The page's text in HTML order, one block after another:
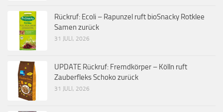
Rückruf: Ecoli – Rapunzel ruft bioSnacky Rotklee
Samen zurück
31 JULI, 2026
UPDATE Rückruf: Fremdkörper – Kölln ruft
Zauberfleks Schoko zurück
31 JULI, 2026